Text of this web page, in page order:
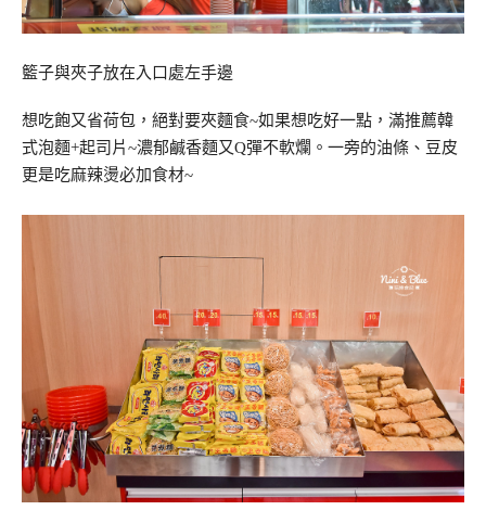
籃子與夾子放在入口處左手邊
想吃飽又省荷包，絕對要夾麵食~如果想吃好一點，滿推薦韓
式泡麵+起司片~濃郁鹹香麵又Q彈不軟爛。一旁的油條、豆皮
更是吃麻辣燙必加食材~